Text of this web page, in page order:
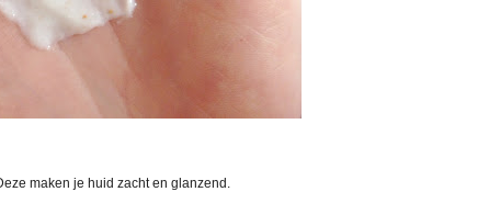
maken je huid zacht en glanzend.